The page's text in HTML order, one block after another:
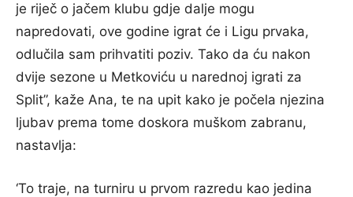
je riječ o jačem klubu gdje dalje mogu
napredovati, ove godine igrat će i Ligu prvaka,
odlučila sam prihvatiti poziv. Tako da ću nakon
dvije sezone u Metkoviću u narednoj igrati za
Split”, kaže Ana, te na upit kako je počela njezina
ljubav prema tome doskora muškom zabranu,
nastavlja:
‘To traje, na turniru u prvom razredu kao jedina